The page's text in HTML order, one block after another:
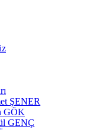
ŞENER
GÖK
GENÇ